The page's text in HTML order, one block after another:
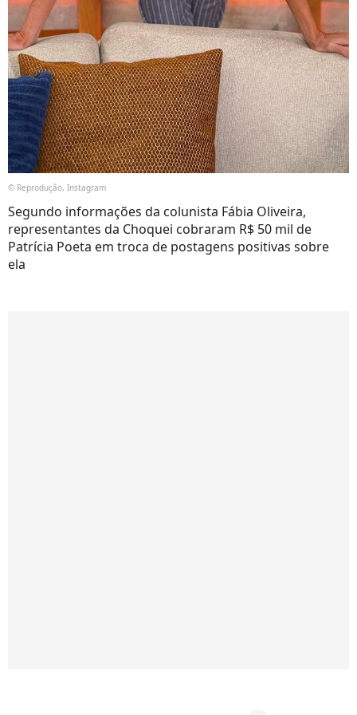
© Reprodução, Instagram
Segundo informações da colunista Fábia Oliveira,
representantes da Choquei cobraram R$ 50 mil de
Patrícia Poeta em troca de postagens positivas sobre
ela